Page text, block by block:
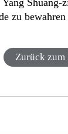
zu
Zurück